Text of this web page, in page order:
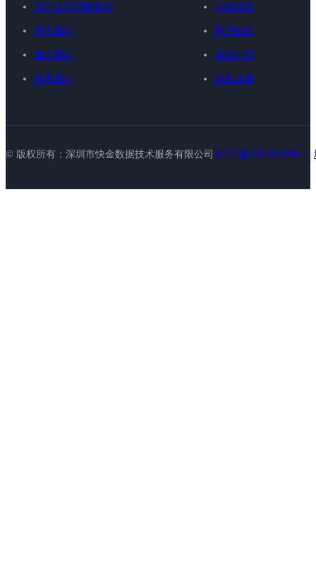
为什么选择快递鸟
关于我们
加入我们
联系我们
合作伙伴
用户协议
法律声明
隐私政策
© 版权所有：深圳市快金数据技术服务有限公司 粤ICP备15010928号-1